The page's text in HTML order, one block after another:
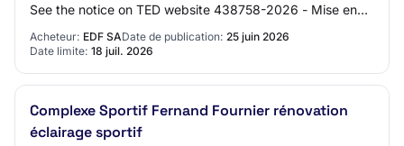
See the notice on TED website 438758-2026 - Mise en
Acheteur: EDF SADate de publication: 25 juin 2026
Date limite: 18 juil. 2026
Complexe Sportif Fernand Fournier rénovation
éclairage sportif